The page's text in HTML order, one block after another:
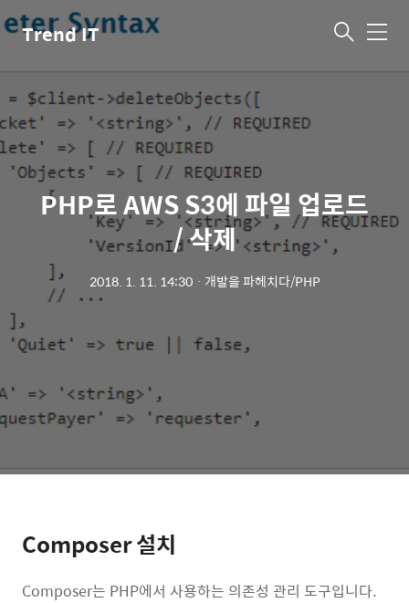
Trend IT 메
PHP로 AWS S3에 파일 업로드
/ 삭제
2018. 1. 11. 14:30ㆍ 개발을 파헤치다/PHP
Composer 설치
Composer는 PHP에서 사용하는 의존성 관리 도구입니다.